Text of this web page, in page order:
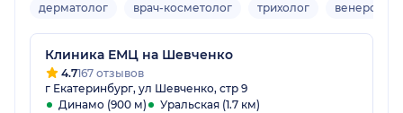
дерматолог врач-косметолог трихолог венеролог
Клиника ЕМЦ на Шевченко
4.7167 отзывов
г Екатеринбург, ул Шевченко, стр 9
Динамо (900 м)
Уральская (1.7 км)